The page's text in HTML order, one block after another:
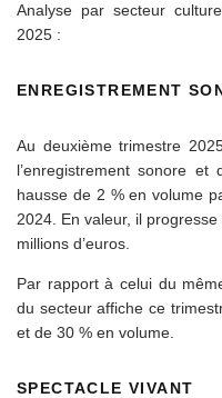
Analyse par secteur
2025 :
ENREGISTREMENT
Au deuxième trimestre
l’enregistrement sonore et
hausse de 2 % en volume
2024. En valeur, il
millions d’euros.
Par rapport à celui du
du secteur affiche ce
et de 30 % en volume.
SPECTACLE VIVANT